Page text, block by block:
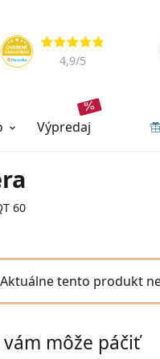
Hodnotenia
4,9/5
výpredaj
60
Aktuálne tento produkt
vám môže páčiť